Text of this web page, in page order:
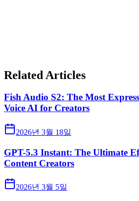
Related Articles
Fish Audio S2: The Most
Voice AI for Creators
2026년 3월 18일
GPT-5.3 Instant: The Ultimate
Content Creators
2026년 3월 5일